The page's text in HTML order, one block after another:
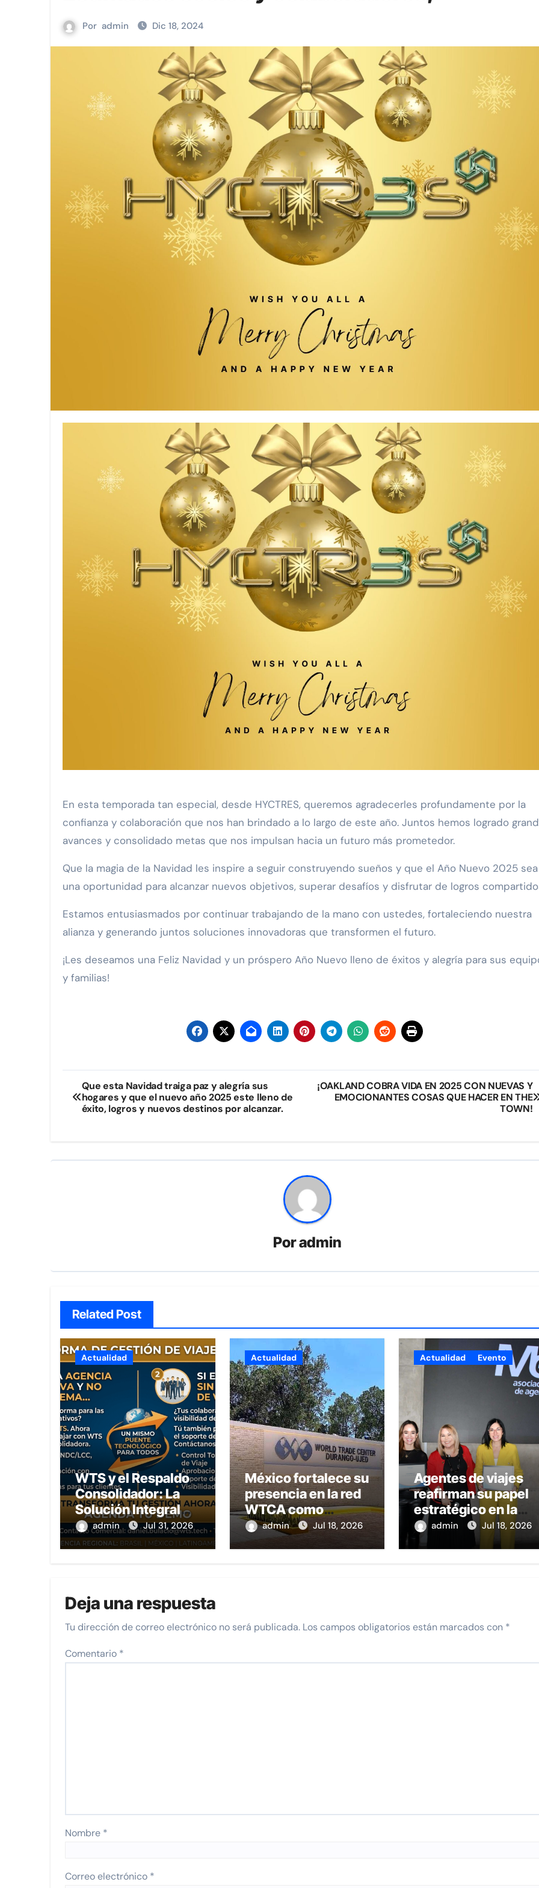
Viva sigue fortaleciendo la conectividad aérea de San Luis Potosí con el inicio de su ruta a
Nayarit reunirá a líderes para impulsar el futuro del turismo
Viva aterriza en Aguascalientes con el inicio de su nueva ruta hacia la Ciudad de México
La sustentabilidad, tema prioritario en la agenda de La Metro
Viva y Sabritas® llevan la emoción del fútbol a las alturas
La importancia de la asistencia de viajes// PASAJERO A BORDO
Los pasajeros de Viva, ahora tendrán internet estable de alta velocidad a bordo de sus
Cerveza, café y mariscos: Rutas llenas de aroma, sabor y aventura en Nayarit.
España reivindica en México la libertad de ser uno mismo como uno de sus grandes
Viva presenta VIVA MÉXICO en FlyOver México, una experiencia de orgullo y pasión.
La Asociación Metropolitana de Agencias de Viaje organiza su Cuarto Encuentro de
Llénate de sabor, cultura y tradición en el Segundo Encuentro de Cocineras Tradicionales en
Más de 500 líderes de más de 50 países y territorios asisten al 56.º Foro Global de
Innovación y crecimiento: “Consolid y WTS unidos por el futuro del turismo” //PASAJERO A
Iberostar y Redexis activan la primera pila de combustible de hidrógeno verde en un hotel
Regresa la Feria Nacional del Sombrero (FENS), símbolo vivo de la mexicanidad
CONEXSTUR CONSOLIDA ALIANZAS Y REFUERZA LA PROVEEDURÍA EN EL TIANGUIS
Viva continúa fortaleciendo la conectividad de la ciudad de México (AIFA) con dos nuevas
Viva refrenda su compromiso con el turismo y la conectividad en Jalisco
Viva se prepara para la justa mundialista reforzando su conectividad internacional en
MGC Servicios Turísticos: 32 años creando viajes en un mundo que cambió//PASAJERO A
Viva anuncia la nueva ruta Manzanillo – Ciudad de México (AIFA)
FIRMA DE CONVENIO DE COLABORACIÓN ENTRE SUSTAINABLE & SOCIAL TOURISM
GrupoBD refrenda su liderazgo organizacional al formar parte de Súper Empresas 2026
WTS y el Respaldo Consolidador: La Solución Integral para Agencias y Empresas en LatAm
Por admin Dic 18, 2024
En esta temporada tan especial, desde HYCTRES, queremos agradecerles profundamente por la
confianza y colaboración que nos han brindado a lo largo de este año. Juntos hemos logrado
avances y consolidado metas que nos impulsan hacia un futuro más prometedor.
Que la magia de la Navidad les inspire a seguir construyendo sueños y que el Año Nuevo 2025 sea
una oportunidad para alcanzar nuevos objetivos, superar desafíos y disfrutar de logros
Estamos entusiasmados por continuar trabajando de la mano con ustedes, fortaleciendo nuestra
alianza y generando juntos soluciones innovadoras que transformen el futuro.
¡Les deseamos una Feliz Navidad y un próspero Año Nuevo lleno de éxitos y alegría para sus
y familias!
Navegación
de
Que esta Navidad traiga paz y alegría sus
hogares y que el nuevo año 2025 este lleno de
éxito, logros y nuevos destinos por alcanzar.
¡OAKLAND COBRA VIDA EN 2025 CON NUEVAS Y
EMOCIONANTES COSAS QUE HACER EN THE
TOWN!
Poradmin
Related Post
Actualidad
WTS y el Respaldo
Consolidador: La
Solución Integral
para Agencias y
Empresas en LatAm
admin Jul 31, 2026
Actualidad
México fortalece su
presencia en la red
WTCA como
plataforma de
crecimiento
admin Jul 18, 2026
Actualidad Evento
Agentes de viajes
reafirman su papel
estratégico en la
era de la
inteligencia
admin Jul 18, 2026
Deja una respuesta
Tu dirección de correo electrónico no será publicada. Los campos obligatorios están marcados con *
Comentario *
Nombre *
Correo electrónico *